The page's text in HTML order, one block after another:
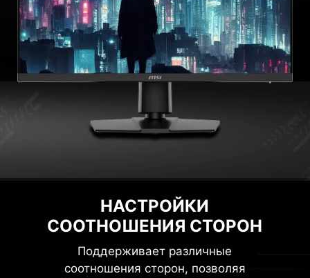
НАСТРОЙКИ
СООТНОШЕНИЯ СТОРОН
Поддерживает различные
соотношения сторон, позволяя